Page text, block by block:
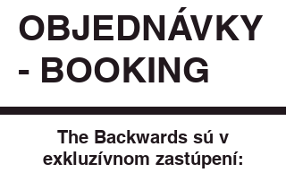
OBJEDNÁVKY
- BOOKING
The Backwards sú v
exkluzívnom zastúpení: